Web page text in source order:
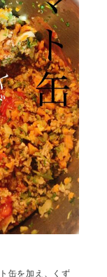
缶を加え、くず